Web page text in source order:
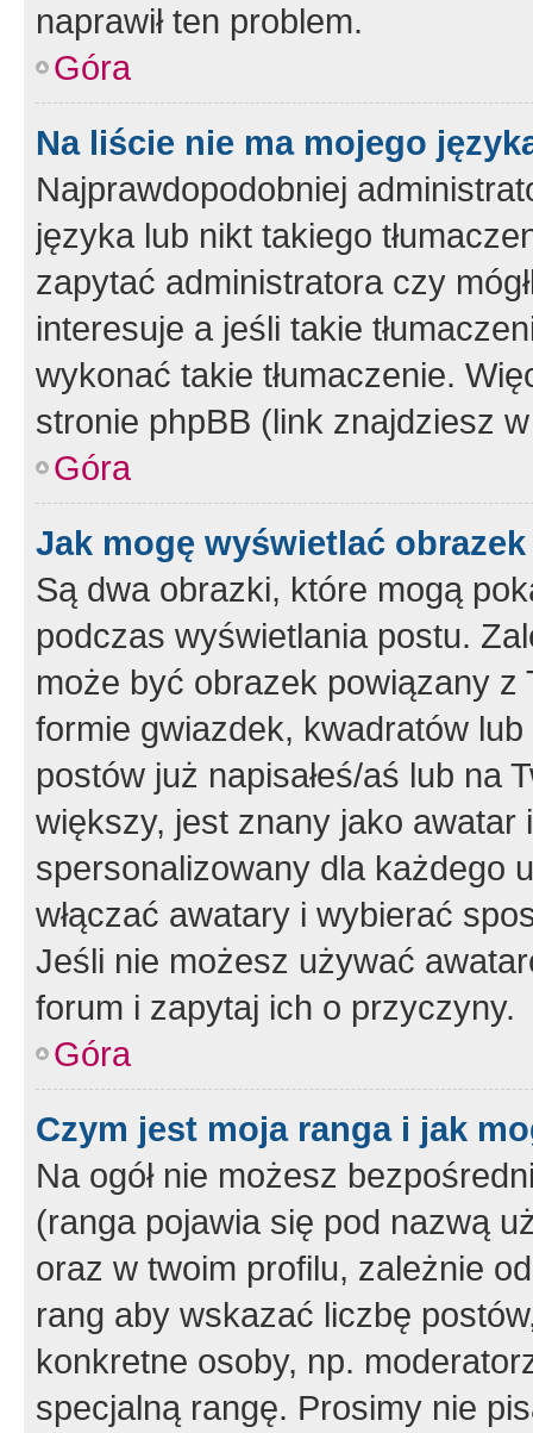
naprawił ten problem.
Góra
Na liście nie ma mojego
Najprawdopodobniej
języka lub nikt takiego
zapytać administratora czy
interesuje a jeśli takie
wykonać takie tłumaczenie.
stronie phpBB (link znajdziesz
Góra
Jak mogę wyświetlać
Są dwa obrazki, które mogą
podczas wyświetlania postu.
może być obrazek powiązany z
formie gwiazdek, kwadratów
postów już napisałeś/aś lub na
większy, jest znany jako
spersonalizowany dla każdego
włączać awatary i wybierać
Jeśli nie możesz używać
forum i zapytaj ich o przyczyny.
Góra
Czym jest moja ranga i jak
Na ogół nie możesz
(ranga pojawia się pod nazwą
oraz w twoim profilu, zależnie
rang aby wskazać liczbę
konkretne osoby, np.
specjalną rangę. Prosimy nie